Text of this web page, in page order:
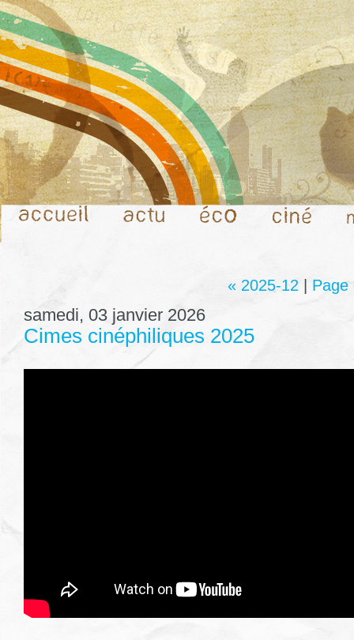
« 2025-12 Page
samedi, 03 janvier 2026
Cimes cinéphiliques 2025